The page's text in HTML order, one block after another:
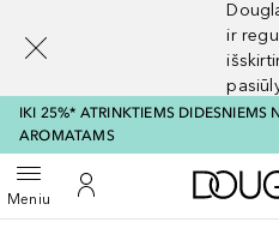
ir
IKI 25%* ATRINKTIEMS DIDESNIEMS
AROMATAMS
MeniuAtidaryti meniuĮ mano paskyrą
Grįžk atgal
Vykdykite paiešką
[navigation.slideout.screenreader]